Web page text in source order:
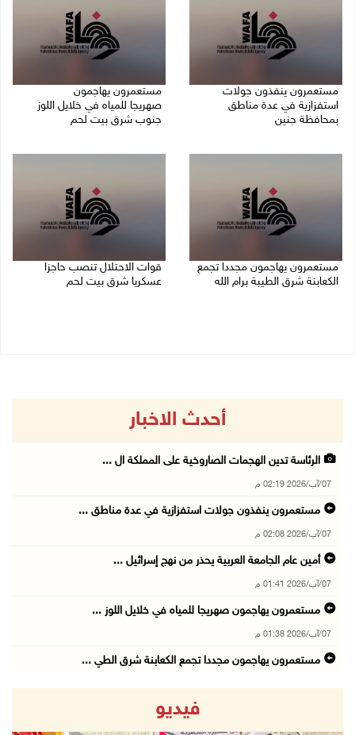
مستعمرون ينفذون جولات
استفزازية في عدة مناطق
بمحافظة جنين
مستعمرون يهاجمون
صهريجا للمياه في خلايل اللوز
جنوب شرق بيت لحم
مستعمرون يهاجمون مجددا تجمع
الكعابنة شرق الطيبة برام الله
قوات الاحتلال تنصب حاجزا
عسكريا شرق بيت لحم
أحدث الاخبار
الرئاسة تدين الهجمات الصاروخية على المملكة ال ...
07/آب/2026 02:19 م
مستعمرون ينفذون جولات استفزازية في عدة مناطق ...
07/آب/2026 02:08 م
أمين عام الجامعة العربية يحذر من نهج إسرائيل ...
07/آب/2026 01:41 م
مستعمرون يهاجمون صهريجا للمياه في خلايل اللوز ...
07/آب/2026 01:38 م
مستعمرون يهاجمون مجددا تجمع الكعابنة شرق الطي ...
أسعار النفط تواصل الصعود وسط مخاوف بشأن مستقب ...
فيديو